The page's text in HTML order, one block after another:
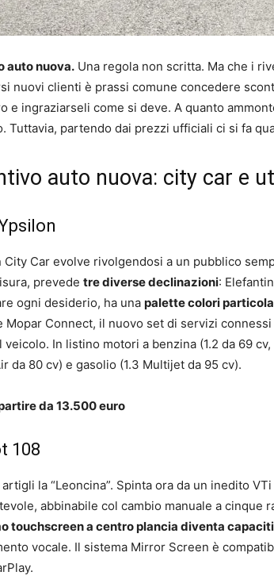
auto nuova. Una regola non scritta. Ma che i
nuovi clienti è prassi comune concedere
e ingraziarseli come si deve. A quanto
Tuttavia, partendo dai prezzi ufficiali ci si fa
auto nuova: city car e
City Car evolve rivolgendosi a un pubblico
prevede tre diverse declinazioni:
ogni desiderio, ha una palette colori
Mopar Connect, il nuovo set di servizi
veicolo. In listino motori a benzina (1.2 da 69
da 80 cv) e gasolio (1.3 Multijet da 95 cv).
da 13.500 euro
108
la “Leoncina”. Spinta ora da un inedito VTi
abbinabile col cambio manuale a cinque
touchscreen a centro plancia diventa
vocale. Il sistema Mirror Screen è